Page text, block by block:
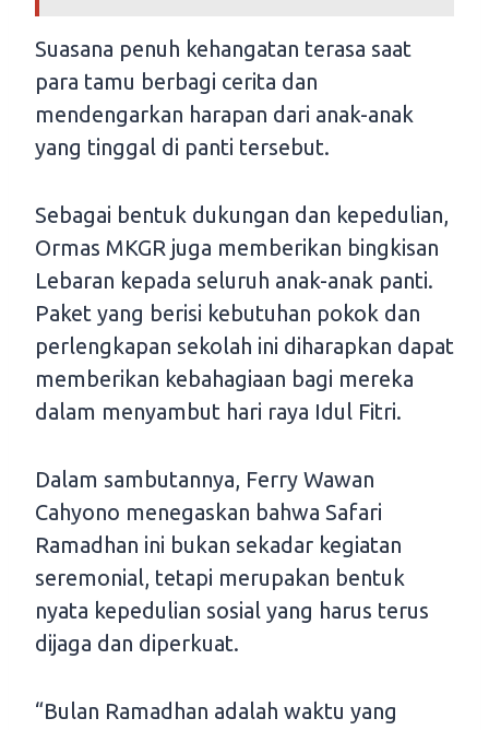
Suasana penuh kehangatan terasa saat
para tamu berbagi cerita dan
mendengarkan harapan dari anak-anak
yang tinggal di panti tersebut.
Sebagai bentuk dukungan dan kepedulian,
Ormas MKGR juga memberikan bingkisan
Lebaran kepada seluruh anak-anak panti.
Paket yang berisi kebutuhan pokok dan
perlengkapan sekolah ini diharapkan dapat
memberikan kebahagiaan bagi mereka
dalam menyambut hari raya Idul Fitri.
Dalam sambutannya, Ferry Wawan
Cahyono menegaskan bahwa Safari
Ramadhan ini bukan sekadar kegiatan
seremonial, tetapi merupakan bentuk
nyata kepedulian sosial yang harus terus
dijaga dan diperkuat.
“Bulan Ramadhan adalah waktu yang